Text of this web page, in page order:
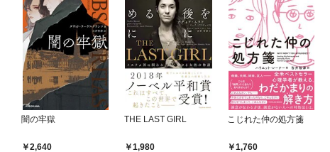
闇の牢獄
2,640
THE LAST GIRL
1,980
こじれた仲の処方箋
1,760